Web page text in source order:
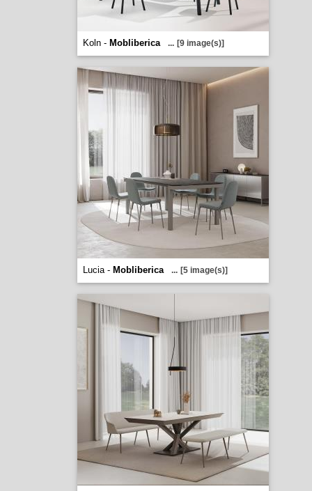
Koln - Mobliberica ... [9 image(s)]
Lucia - Mobliberica ... [5 image(s)]